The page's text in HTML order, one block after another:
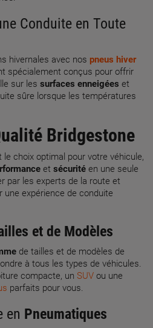
Conduite en Toute
hivernales avec nos pneus hiver
spécialement conçus pour offrir
sur les surfaces enneigées et
sûre lorsque les températures
Bridgestone
choix optimal pour votre véhicule,
et sécurité en une seule
par les experts de la route et
expérience de conduite
et de Modèles
de tailles et de modèles de
à tous les types de véhicules.
compacte, un SUV ou une
parfaits pour vous.
en Pneumatiques